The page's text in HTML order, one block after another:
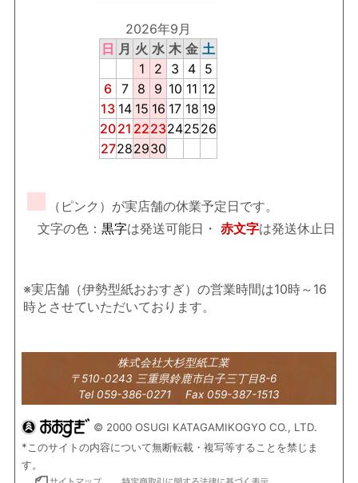
2026年9月
日 月 火 水 木 金 土
1
2 3 4 5
6 7 8 9 10 11 12
13 14 15 16 17 18 19
2021 2223242526
27282930
■
（ピンク）が実店舗の休業予定日です。
文字の色： 黒字は発送可能日・ 赤文字は発送休止日
※実店舗（伊勢型紙おおすぎ）の営業時間は10時～16
時とさせていただいております。
株式会社大杉型紙工業
〒510-0243 三重県鈴鹿市白子三丁目8-6
Tel 059-386-0271 Fax 059-387-1513
© 2000 OSUGI KATAGAMIKOGYO CO., LTD.
*このサイトの内容について無断転載・複写等することを禁じま
す。